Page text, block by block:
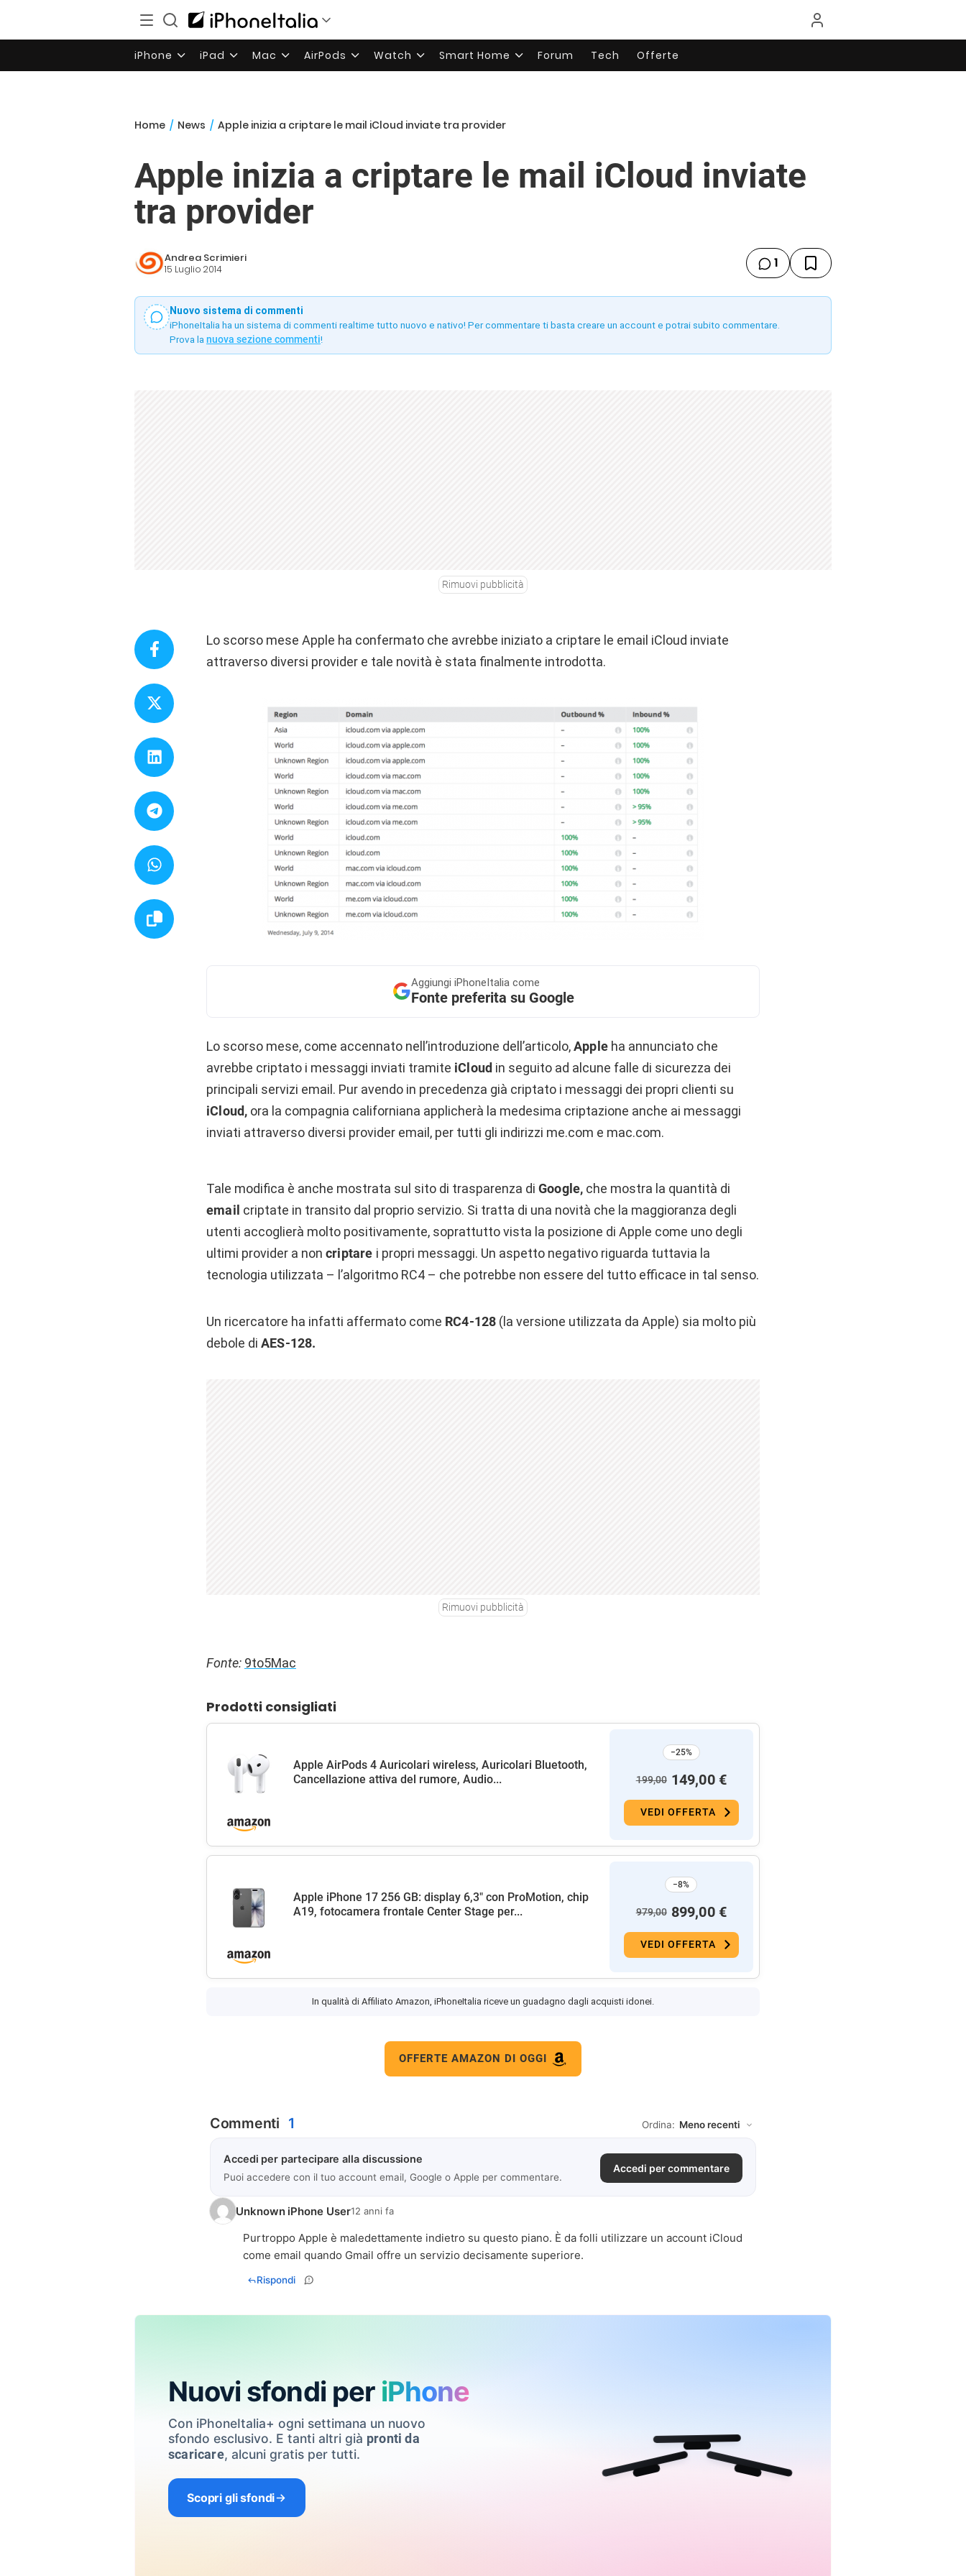
iPhone iPad Mac AirPods Watch Smart Home Forum Tech Offerte
Home / News / Apple inizia a criptare le mail iCloud inviate tra provider
Apple inizia a criptare le mail iCloud inviate
tra provider
Andrea Scrimieri
15 Luglio 2014 1
Nuovo sistema di commenti
iPhoneItalia ha un sistema di commenti realtime tutto nuovo e nativo! Per commentare ti basta creare un account e potrai subito commentare.
Prova la nuova sezione commenti!
Rimuovi pubblicità
Lo scorso mese Apple ha confermato che avrebbe iniziato a criptare le email iCloud inviate
attraverso diversi provider e tale novità è stata finalmente introdotta.
Aggiungi iPhoneItalia come
Fonte preferita su Google
Lo scorso mese, come accennato nell’introduzione dell’articolo,Apple ha annunciato che
avrebbe criptato i messaggi inviati tramite iCloud in seguito ad alcune falle di sicurezza dei
principali servizi email. Pur avendo in precedenza già criptato i messaggi dei propri clienti su
iCloud, ora la compagnia californiana applicherà la medesima criptazione anche ai messaggi
inviati attraverso diversi provider email, per tutti gli indirizzi me.com e mac.com.
Tale modifica è anche mostrata sul sito di trasparenza di Google, che mostra la quantità di
email criptate in transito dal proprio servizio. Si tratta di una novità che la maggioranza degli
utenti accoglierà molto positivamente, soprattutto vista la posizione di Apple come uno degli
ultimi provider a non criptare i propri messaggi. Un aspetto negativo riguarda tuttavia la
tecnologia utilizzata – l’algoritmo RC4 – che potrebbe non essere del tutto efficace in tal senso.
Un ricercatore ha infatti affermato come RC4-128 (la versione utilizzata da Apple) sia molto più
debole di AES-128.
Rimuovi pubblicità
Fonte: 9to5Mac
Prodotti consigliati
Apple AirPods 4 Auricolari wireless, Auricolari Bluetooth,
Cancellazione attiva del rumore, Audio...
−25%
199,00 149,00 €
VEDI OFFERTA
Apple iPhone 17 256 GB: display 6,3" con ProMotion, chip
A19, fotocamera frontale Center Stage per...
−8%
979,00 899,00 €
VEDI OFFERTA
In qualità di Affiliato Amazon, iPhoneItalia riceve un guadagno dagli acquisti idonei.
OFFERTE AMAZON DI OGGI
Commenti 1 Ordina:
Accedi per partecipare alla discussione
Puoi accedere con il tuo account email, Google o Apple per commentare.
Accedi per commentare
Unknown iPhone User12 anni fa
Purtroppo Apple è maledettamente indietro su questo piano. È da folli utilizzare un account iCloud
come email quando Gmail offre un servizio decisamente superiore.
Rispondi
Nuovi sfondi per iPhone
Con iPhoneItalia+ ogni settimana un nuovo
sfondo esclusivo. E tanti altri già pronti da
scaricare, alcuni gratis per tutti.
Scopri gli sfondi